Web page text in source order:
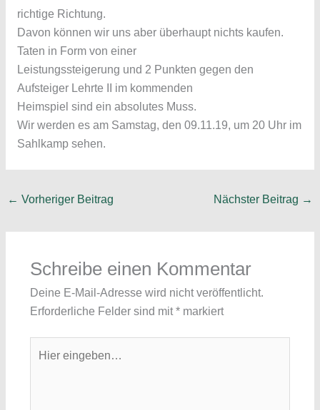
richtige Richtung.
Davon können wir uns aber überhaupt nichts kaufen.
Taten in Form von einer
Leistungssteigerung und 2 Punkten gegen den
Aufsteiger Lehrte II im kommenden
Heimspiel sind ein absolutes Muss.
Wir werden es am Samstag, den 09.11.19, um 20 Uhr im
Sahlkamp sehen.
← Vorheriger Beitrag Nächster Beitrag →
Schreibe einen Kommentar
Deine E-Mail-Adresse wird nicht veröffentlicht.
Erforderliche Felder sind mit*markiert
eingeben…